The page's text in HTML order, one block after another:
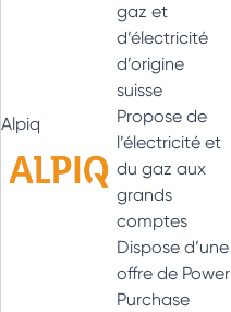
Alpiq
gaz et
d’électricité
d’origine
suisse
Propose de
l’électricité et
du gaz aux
grands
comptes
Dispose d’une
offre de Power
Purchase